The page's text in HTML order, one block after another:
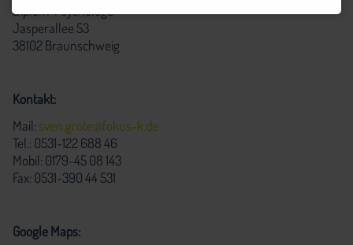
Diplom-Psychologe
Jasperallee 53
38102 Braunschweig
Kontakt:
Mail: sven.grote@fokus-k.de
Tel.: 0531-122 688 46
Mobil: 0179-45 08 143
Fax: 0531-390 44 531
Google Maps: